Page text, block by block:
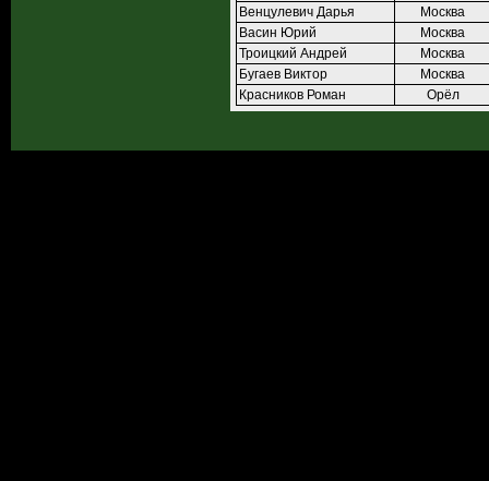
Венцулевич Дарья
Москва
Васин Юрий
Москва
Троицкий Андрей
Москва
Бугаев Виктор
Москва
Красников Роман
Орёл